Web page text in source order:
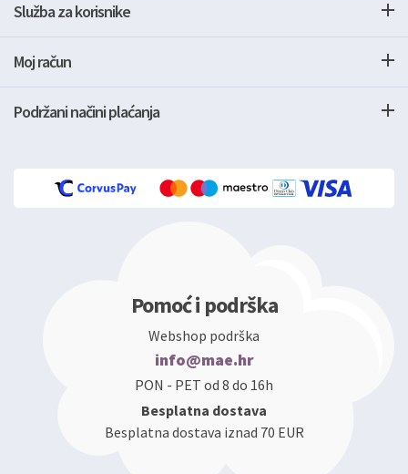
Služba za korisnike
Moj račun
Podržani načini plaćanja
Pomoć i podrška
Webshop podrška
info@mae.hr
PON - PET od 8 do 16h
Besplatna dostava
Besplatna dostava iznad 70 EUR